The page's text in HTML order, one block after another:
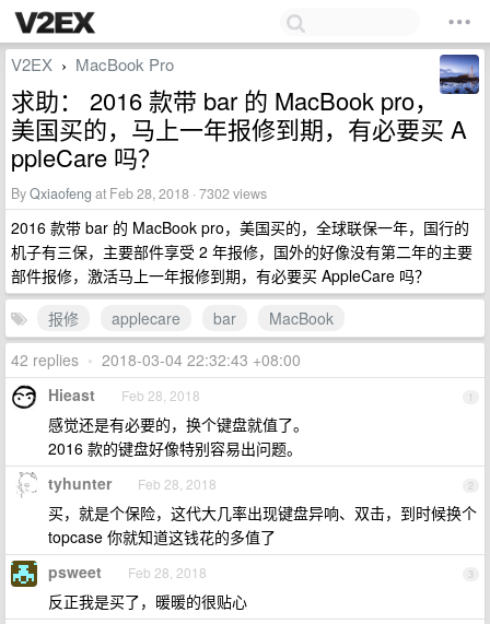
V2EX › MacBook Pro
求助： 2016 款带 bar 的 MacBook pro，
美国买的，马上一年报修到期，有必要买 A
ppleCare 吗？
ByQxiaofeng at Feb 28, 2018 · 7302 views
2016 款带 bar 的 MacBook pro，美国买的，全球联保一年，国行的
机子有三保，主要部件享受 2 年报修，国外的好像没有第二年的主要
部件报修，激活马上一年报修到期，有必要买 AppleCare 吗？
报修
applecare bar
MacBook
42 replies • 2018-03-04 22:32:43 +08:00
1
Hieast Feb 28, 2018
感觉还是有必要的，换个键盘就值了。
2016 款的键盘好像特别容易出问题。
2
tyhunter Feb 28, 2018
买，就是个保险，这代大几率出现键盘异响、双击，到时候换个
topcase 你就知道这钱花的多值了
3
psweet Feb 28, 2018
反正我是买了，暖暖的很贴心